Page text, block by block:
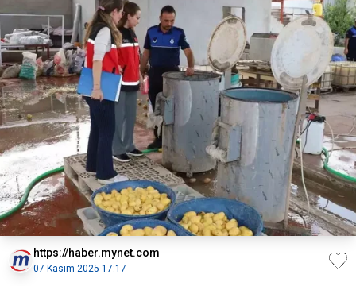
https://haber.mynet.com
07 Kasım 2025 17:17